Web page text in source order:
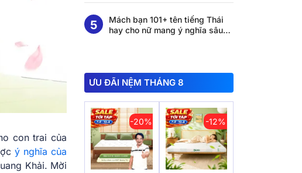
con trai của
ý nghĩa của
Khải. Mời
Mách bạn 101+ tên tiếng Thái
hay cho nữ mang ý nghĩa sâu
ƯU ĐÃI NỆM THÁNG 8
-20% -12%